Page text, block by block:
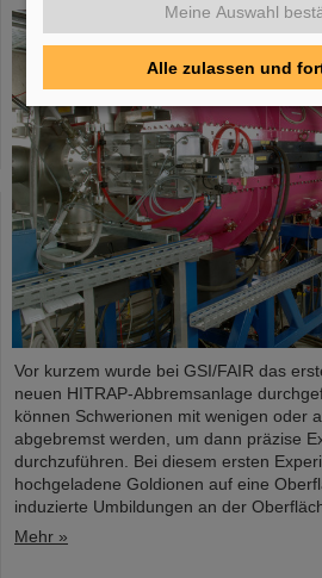
Vor kurzem wurde bei GSI/FAIR das
neuen HITRAP-Abbremsanlage
können Schwerionen mit wenigen oder
abgebremst werden, um dann präzise
durchzuführen. Bei diesem ersten
hochgeladene Goldionen auf eine
induzierte Umbildungen an der
Mehr »
Meine Auswahl
Alle zulassen und